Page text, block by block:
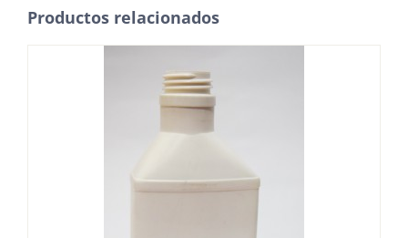
Productos relacionados